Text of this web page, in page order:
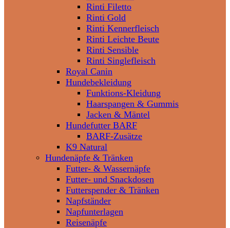
Rinti Filetto
Rinti Gold
Rinti Kennerfleisch
Rinti Leichte Beute
Rinti Sensible
Rinti Singlefleisch
Royal Canin
Hundebekleidung
Funktions-Kleidung
Haarspangen & Gummis
Jacken & Mäntel
Hundefutter BARF
BARF-Zusätze
K9 Natural
Hundenäpfe & Tränken
Futter- & Wassernäpfe
Futter- und Snackdosen
Futterspender & Tränken
Napfständer
Napfunterlagen
Reisenäpfe